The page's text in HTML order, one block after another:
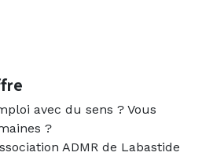
avec du sens ? Vous
?
ADMR de Labastide